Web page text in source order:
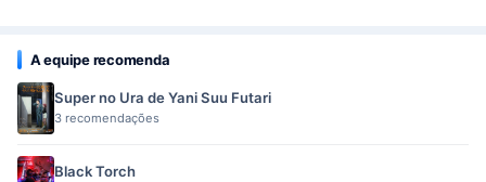
A equipe recomenda
Super no Ura de Yani Suu Futari
3 recomendações
Black Torch